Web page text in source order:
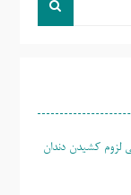
لزوم کشیدن دندان